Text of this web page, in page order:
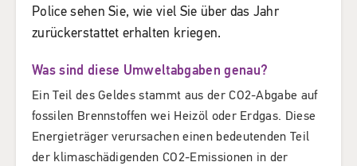
Police sehen Sie, wie viel Sie über das Jahr
zurückerstattet erhalten kriegen.
Was sind diese Umweltabgaben genau?
Ein Teil des Geldes stammt aus der CO2-Abgabe auf
fossilen Brennstoffen wei Heizöl oder Erdgas. Diese
Energieträger verursachen einen bedeutenden Teil
der klimaschädigenden CO2-Emissionen in der